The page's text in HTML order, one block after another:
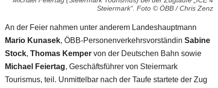
Steiermark“. Foto © ÖBB / Chris Zenz
An der Feier nahmen unter anderem Landeshauptmann
Mario Kunasek, ÖBB-Personenverkehrsvorständin Sabine
Stock, Thomas Kemper von der Deutschen Bahn sowie
Michael Feiertag, Geschäftsführer von Steiermark
Tourismus, teil. Unmittelbar nach der Taufe startete der Zug